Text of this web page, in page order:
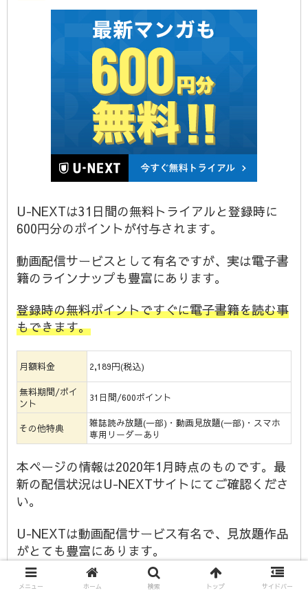
U-NEXTは31日間の無料トライアルと登録時に
600円分のポイントが付与されます。
動画配信サービスとして有名ですが、実は電子書
籍のラインナップも豊富にあります。
登録時の無料ポイントですぐに電子書籍を読む事
もできます。
月額料金 2,189円(税込)
無料期間/ポイ
ント
31日間/600ポイント
その他特典
雑誌読み放題(一部)・動画見放題(一部)・スマホ
専用リーダーあり
本ページの情報は2020年1月時点のものです。最
新の配信状況はU-NEXTサイトにてご確認くださ
い。
U-NEXTは動画配信サービス有名で、見放題作品
がとても豊富にあります。
電子書籍も豊富にラインナップされており、スマ
メニュー ホーム 検索 トップ サイドバー